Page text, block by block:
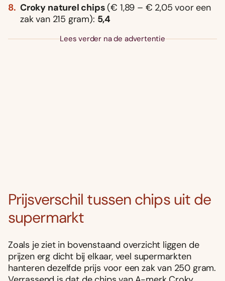
Croky naturel chips(€ 1,89 – € 2,05 voor een
zak van 215 gram): 5,4
Lees verder na de advertentie
Prijsverschil tussen chips uit de
supermarkt
Zoals je ziet in bovenstaand overzicht liggen de
prijzen erg dicht bij elkaar, veel supermarkten
hanteren dezelfde prijs voor een zak van 250 gram.